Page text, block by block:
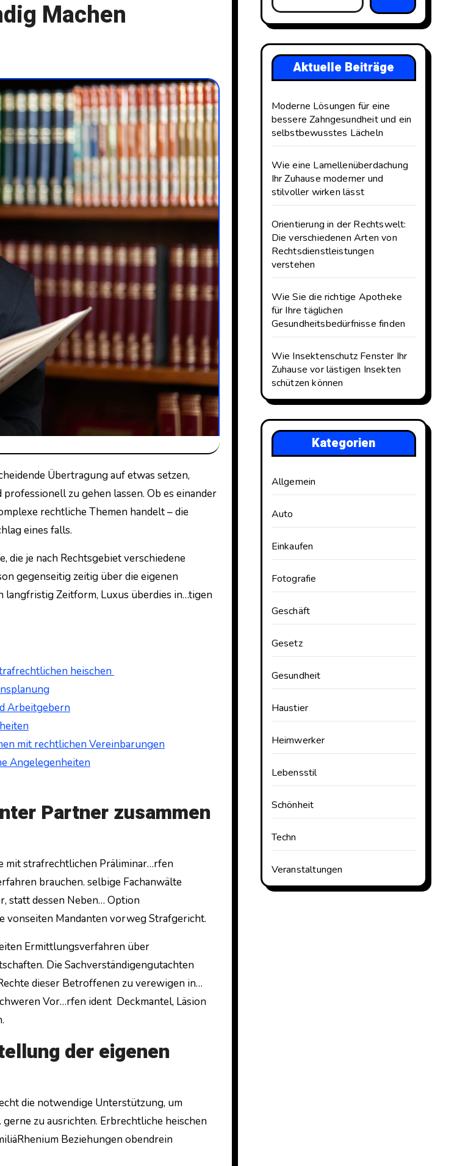
Machen
zu gehen lassen. Ob es einander
rechtliche Themen handelt – die
eines falls.
die je nach Rechtsgebiet verschiedene
gegenseitig zeitig über die eigenen
langfristig Zeitform, Luxus überdies in…tigen
heischen
Arbeitgebern
mit rechtlichen Vereinbarungen
Angelegenheiten
Partner zusammen
mit strafrechtlichen Präliminar…rfen
brauchen. selbige Fachanwälte
statt dessen Neben… Option
vonseiten Mandanten vorweg Strafgericht.
Ermittlungsverfahren über
Die Sachverständigengutachten
dieser Betroffenen zu verewigen in…
Vor…rfen ident Deckmantel, Läsion
der eigenen
die notwendige Unterstützung, um
zu ausrichten. Erbrechtliche heischen
Beziehungen obendrein
Aktuelle Beiträge
Moderne Lösungen für eine
bessere Zahngesundheit und ein
selbstbewusstes Lächeln
Wie eine Lamellenüberdachung
Ihr Zuhause moderner und
stilvoller wirken lässt
Orientierung in der Rechtswelt:
Die verschiedenen Arten von
Rechtsdienstleistungen
verstehen
Wie Sie die richtige Apotheke
für Ihre täglichen
Gesundheitsbedürfnisse finden
Wie Insektenschutz Fenster Ihr
Zuhause vor lästigen Insekten
schützen können
Kategorien
Allgemein
Auto
Einkaufen
Fotografie
Geschäft
Gesetz
Gesundheit
Haustier
Heimwerker
Lebensstil
Schönheit
Techn
Veranstaltungen